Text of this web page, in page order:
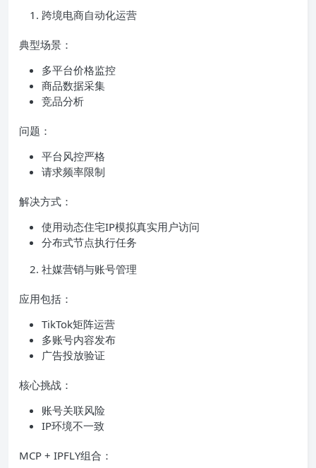
跨境电商自动化运营
典型场景：
多平台价格监控
商品数据采集
竞品分析
问题：
平台风控严格
请求频率限制
解决方式：
使用动态住宅IP模拟真实用户访问
分布式节点执行任务
社媒营销与账号管理
应用包括：
TikTok矩阵运营
多账号内容发布
广告投放验证
核心挑战：
账号关联风险
IP环境不一致
MCP + IPFLY组合：